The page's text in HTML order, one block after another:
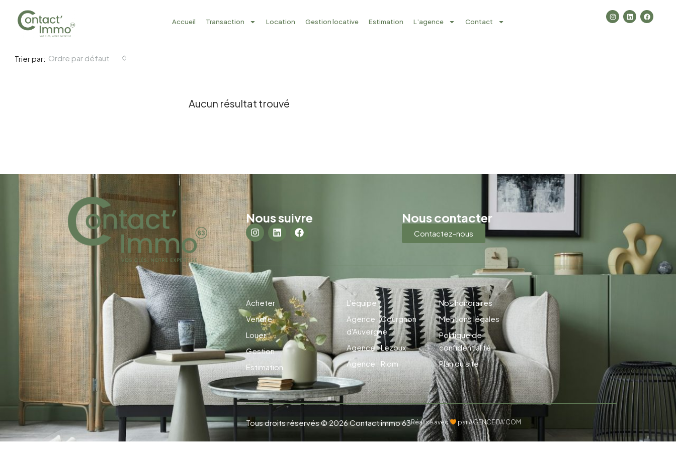
Accueil Transaction Location Gestion locative Estimation L’agence Contact
Trier par: Ordre par défaut
Aucun résultat trouvé
Nous suivre Nous contacter
Contactez-nous
Acheter
Vendre
Louer
Gestion
Estimation
L'équipe
Agence : Courgnon
d'Auvergne
Agence : Lezoux
Agence : Riom
Nos honoraires
Mentions légales
Politique de
confidentialité
Plan du site
Tous droits réservés © 2026 Contact immo 63Réalisé avec par AGENCE DA'COM